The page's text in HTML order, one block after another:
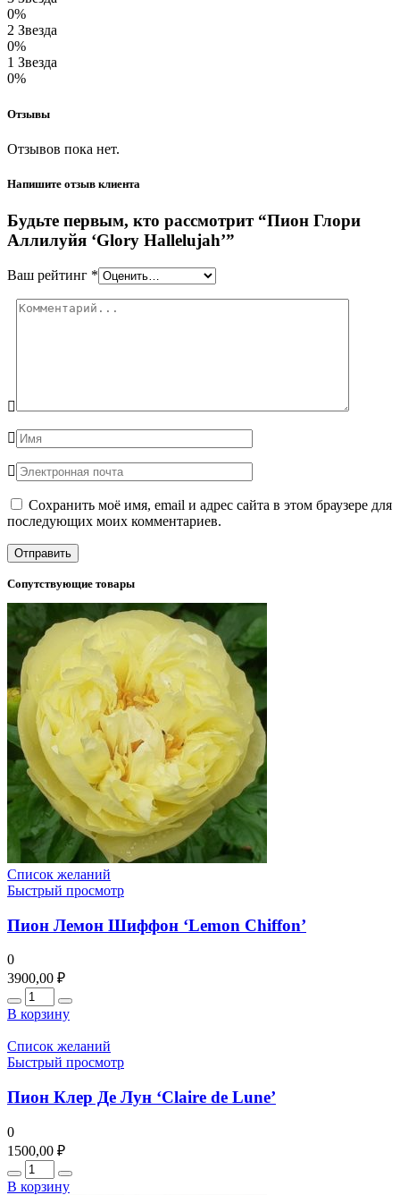
0%
2 Звезда
0%
1 Звезда
0%
Отзывы
Отзывов пока нет.
Напишите отзыв клиента
Будьте первым, кто рассмотрит “Пион Глори
Аллилуйя ‘Glory Hallelujah’”
Ваш рейтинг *
Сохранить моё имя, email и адрес сайта в этом браузере для
последующих моих комментариев.
Сопутствующие товары
Список желаний
Быстрый просмотр
Пион Лемон Шиффон ‘Lemon Chiffon’
0
3900,00 ₽
Количество
В корзину
Список желаний
Быстрый просмотр
Пион Клер Де Лун ‘Claire de Lune’
0
1500,00 ₽
Количество
В корзину